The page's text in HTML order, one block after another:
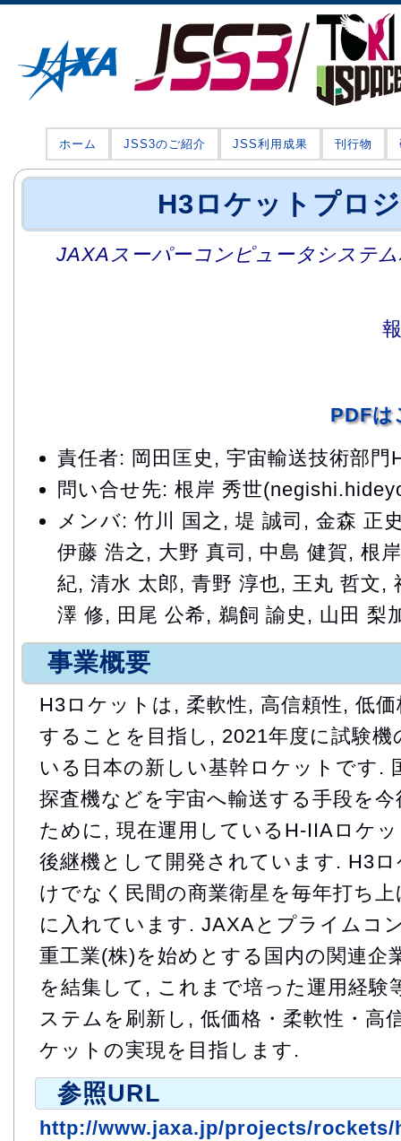
ホーム JSS3のご紹介 JSS利用成果 刊行物
H3ロケットプロ
JAXAスーパーコンピュータシステ
PDFは
責任者: 岡田匡史, 宇宙輸送技術部
問い合せ先: 根岸 秀世
メンバ: 竹川 国之, 堤 誠司, 金森 正
伊藤 浩之, 大野 真司, 中島 健賀, 根
紀, 清水 太郎, 青野 淳也, 王丸 哲文,
澤 修, 田尾 公希, 鵜飼 諭史, 山田 梨
事業概要
H3ロケットは, 柔軟性, 高信頼性, 低
することを目指し, 2021年度に試験
いる日本の新しい基幹ロケットです.
探査機などを宇宙へ輸送する手段を
ために, 現在運用しているH-IIAロケ
後継機として開発されています. H3
けでなく民間の商業衛星を毎年打ち
に入れています. JAXAとプライムコ
重工業(株)を始めとする国内の関連企
を結集して, これまで培った運用経験
ステムを刷新し, 低価格・柔軟性・高
ケットの実現を目指します.
参照URL
http://www.jaxa.jp/projects/